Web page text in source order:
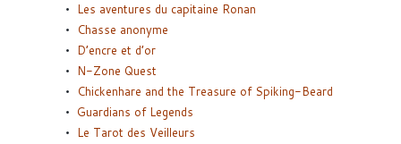
Les aventures du capitaine Ronan
Chasse anonyme
D’encre et d’or
N-Zone Quest
Chickenhare and the Treasure of Spiking-Beard
Guardians of Legends
Le Tarot des Veilleurs